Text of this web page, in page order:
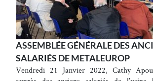
ASSEMBLÉE GÉNÉRALE DES
SALARIÉS DE METALEUROP
Vendredi 21 Janvier 2022, Cathy